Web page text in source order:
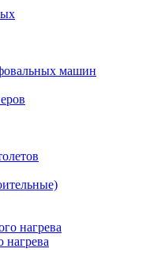
машин
нагрева